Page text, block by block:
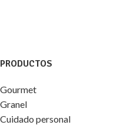
PRODUCTOS
Gourmet
Granel
Cuidado personal